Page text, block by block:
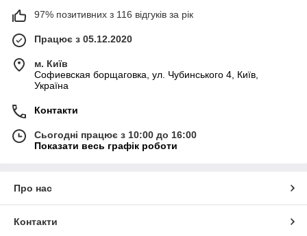
97% позитивних з 116 відгуків за рік
Працює з 05.12.2020
м. Київ
Софиевская борщаговка, ул. Чубинського 4, Київ,
Україна
Контакти
Сьогодні працює з 10:00 до 16:00
Показати весь графік роботи
Про нас
Контакти